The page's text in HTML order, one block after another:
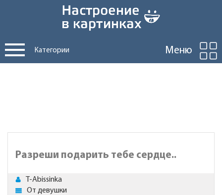
Категории Меню
Разреши подарить тебе сердце..
T-Abissinka
От девушки